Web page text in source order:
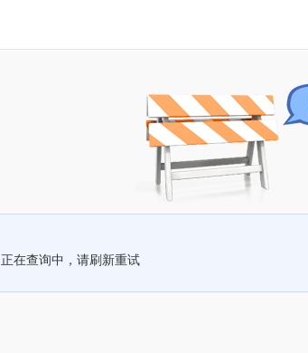
正在查询中，请刷新重试